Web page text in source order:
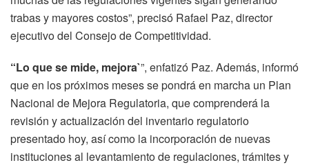
trabas y mayores costos”, precisó Rafael Paz, director
ejecutivo del Consejo de Competitividad.
“Lo que se mide, mejora`”, enfatizó Paz. Además, informó
que en los próximos meses se pondrá en marcha un Plan
Nacional de Mejora Regulatoria, que comprenderá la
revisión y actualización del inventario regulatorio
presentado hoy, así como la incorporación de nuevas
instituciones al levantamiento de regulaciones, trámites y